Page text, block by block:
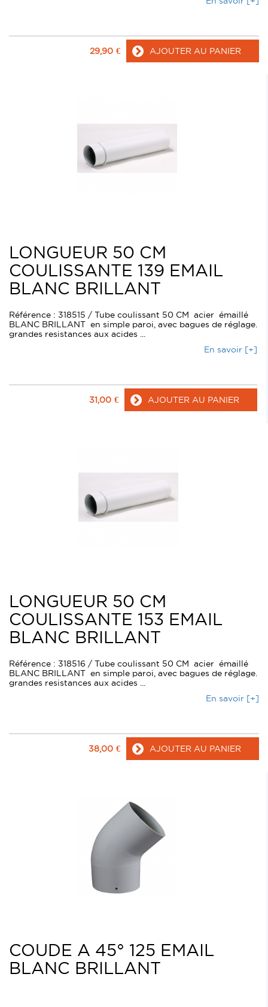
29,90 € AJOUTER AU PANIER
LONGUEUR 50 CM
COULISSANTE 139 EMAIL
BLANC BRILLANT
Référence : 318515 / Tube coulissant 50 CM acier émaillé
BLANC BRILLANT en simple paroi, avec bagues de réglage.
grandes resistances aux acides ...
En savoir [+]
31,00 € AJOUTER AU PANIER
LONGUEUR 50 CM
COULISSANTE 153 EMAIL
BLANC BRILLANT
Référence : 318516 / Tube coulissant 50 CM acier émaillé
BLANC BRILLANT en simple paroi, avec bagues de réglage.
grandes resistances aux acides ...
En savoir [+]
38,00 € AJOUTER AU PANIER
COUDE A 45° 125 EMAIL
BLANC BRILLANT